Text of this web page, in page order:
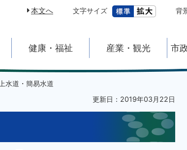
本文へ 文字サイズ 背
健康・福祉 産業・観光 市
上水道・簡易水道
更新日：2019年03月22日